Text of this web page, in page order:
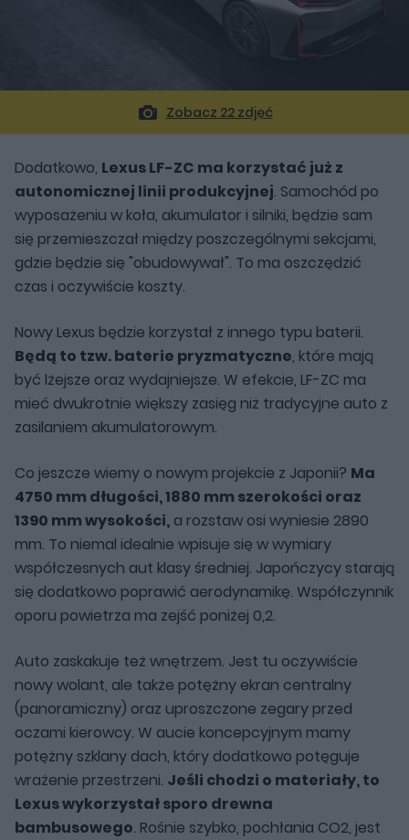
Zobacz 22 zdjęć
Dodatkowo, Lexus LF-ZC ma korzystać już z
autonomicznej linii produkcyjnej. Samochód po
wyposażeniu w koła, akumulator i silniki, będzie sam
się przemieszczał między poszczególnymi sekcjami,
gdzie będzie się "obudowywał". To ma oszczędzić
czas i oczywiście koszty.
Nowy Lexus będzie korzystał z innego typu baterii.
Będą to tzw. baterie pryzmatyczne, które mają
być lżejsze oraz wydajniejsze. W efekcie, LF-ZC ma
mieć dwukrotnie większy zasięg niż tradycyjne auto z
zasilaniem akumulatorowym.
Co jeszcze wiemy o nowym projekcie z Japonii? Ma
4750 mm długości, 1880 mm szerokości oraz
1390 mm wysokości, a rozstaw osi wyniesie 2890
mm. To niemal idealnie wpisuje się w wymiary
współczesnych aut klasy średniej. Japończycy starają
się dodatkowo poprawić aerodynamikę. Współczynnik
oporu powietrza ma zejść poniżej 0,2.
Auto zaskakuje też wnętrzem. Jest tu oczywiście
nowy wolant, ale także potężny ekran centralny
(panoramiczny) oraz uproszczone zegary przed
oczami kierowcy. W aucie koncepcyjnym mamy
potężny szklany dach, który dodatkowo potęguje
wrażenie przestrzeni. Jeśli chodzi o materiały, to
Lexus wykorzystał sporo drewna
bambusowego. Rośnie szybko, pochłania CO2, jest